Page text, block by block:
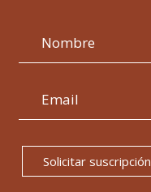
Solicitar suscripción